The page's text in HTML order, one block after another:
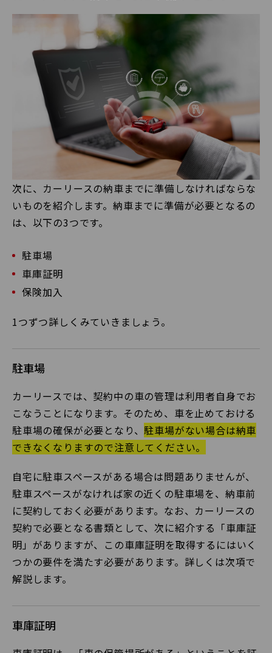
次に、カーリースの納車までに準備しなければならな
いものを紹介します。納車までに準備が必要となるの
は、以下の3つです。
駐車場
車庫証明
保険加入
1つずつ詳しくみていきましょう。
駐車場
カーリースでは、契約中の車の管理は利用者自身でお
こなうことになります。そのため、車を止めておける
駐車場の確保が必要となり、駐車場がない場合は納車
できなくなりますので注意してください。
自宅に駐車スペースがある場合は問題ありませんが、
駐車スペースがなければ家の近くの駐車場を、納車前
に契約しておく必要があります。なお、カーリースの
契約で必要となる書類として、次に紹介する「車庫証
明」がありますが、この車庫証明を取得するにはいく
つかの要件を満たす必要があります。詳しくは次項で
解説します。
車庫証明